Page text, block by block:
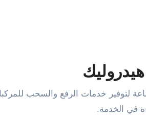
في الخدمة.